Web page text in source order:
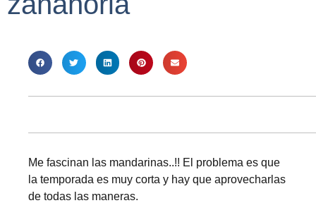
Me fascinan las mandarinas..!! El problema es que
la temporada es muy corta y hay que aprovecharlas
de todas las maneras.